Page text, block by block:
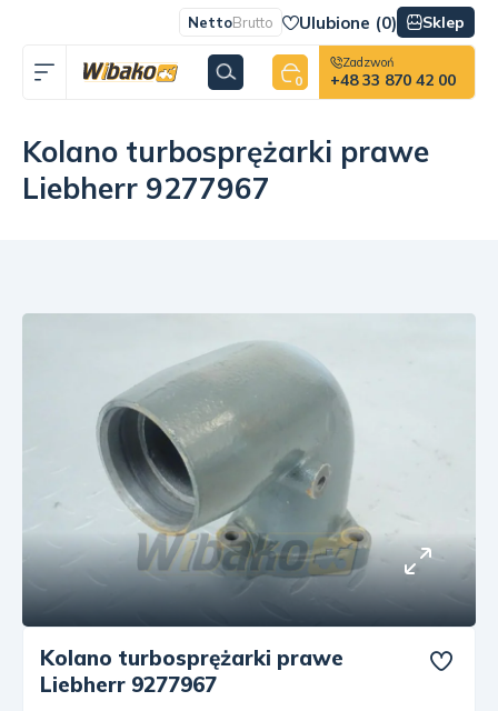
NettoBrutto Ulubione (0) Sklep
0
Zadzwoń
+48 33 870 42 00
Kolano turbosprężarki prawe
Liebherr 9277967
Kolano turbosprężarki prawe
Liebherr 9277967